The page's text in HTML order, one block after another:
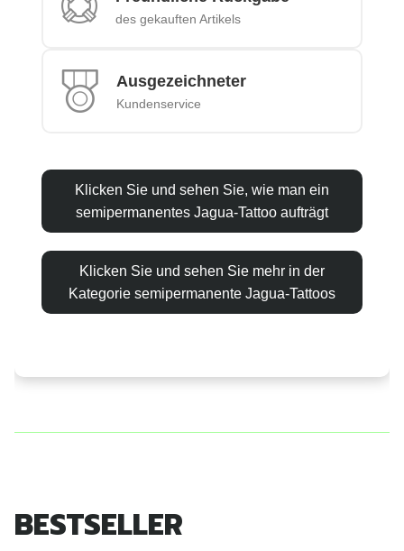
des gekauften Artikels
Ausgezeichneter
Kundenservice
Klicken Sie und sehen Sie, wie man ein
semipermanentes Jagua-Tattoo aufträgt
Klicken Sie und sehen Sie mehr in der
Kategorie semipermanente Jagua-Tattoos
BESTSELLER